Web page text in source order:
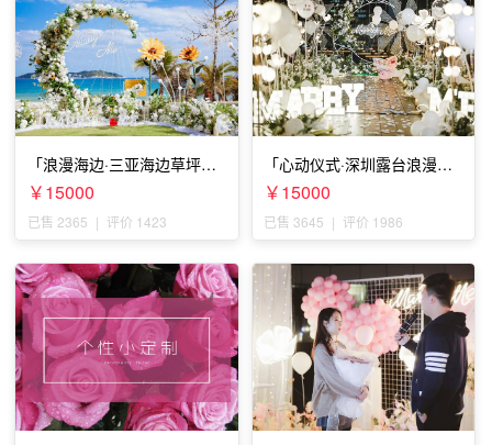
「浪漫海边·三亚海边草坪浪
漫求婚」
￥15000
已售 2365 | 评价 1423
「心动仪式·深圳露台浪漫求
婚」
￥15000
已售 3645 | 评价 1986